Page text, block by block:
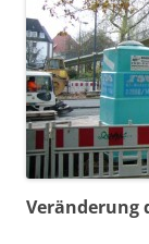
Veränderung